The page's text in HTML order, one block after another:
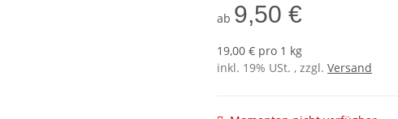
ab 9,50 €
19,00 € pro 1 kg
inkl. 19% USt. , zzgl. Versand